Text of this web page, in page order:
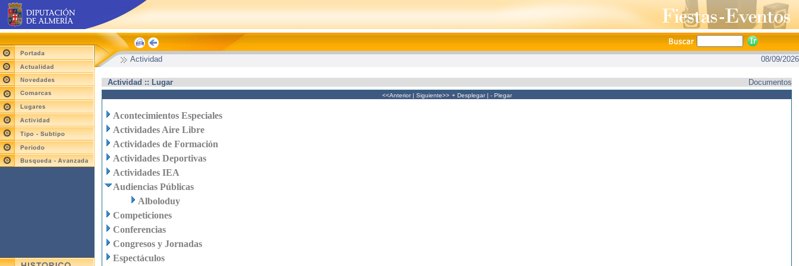
Actividad 08/09/2026
Actividad :: Lugar Documentos
<<Anterior| Siguiente>> + Desplegar| - Plegar
Acontecimientos Especiales
Actividades Aire Libre
Actividades de Formación
Actividades Deportivas
Actividades IEA
Audiencias Públicas
Alboloduy
Competiciones
Conferencias
Congresos y Jornadas
Espectáculos